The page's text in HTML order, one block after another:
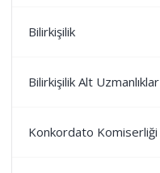
Bilirkişilik
Bilirkişilik Alt Uzmanlıklar
Konkordato Komiserliği